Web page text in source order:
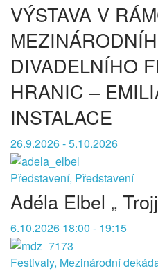
VÝSTAVA V
DIVADELNÍHO
HRANIC –
INSTALACE
26.9.2026 - 5.10.2026
Představení, Představení
Adéla Elbel „
6.10.2026 18:00 - 19:15
Festivaly, Mezinárodní